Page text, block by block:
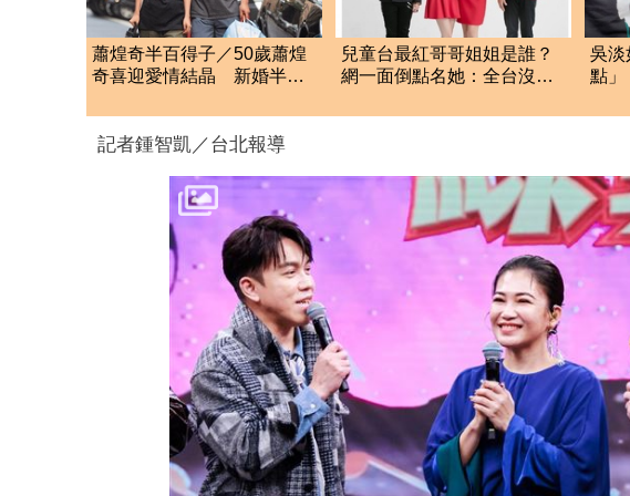
蕭煌奇半百得子／50歲蕭煌
奇喜迎愛情結晶 新婚半年
兒童台最紅哥哥姐姐是誰？
網一面倒點名她：全台沒人
吳淡
點
記者鍾智凱／台北報導